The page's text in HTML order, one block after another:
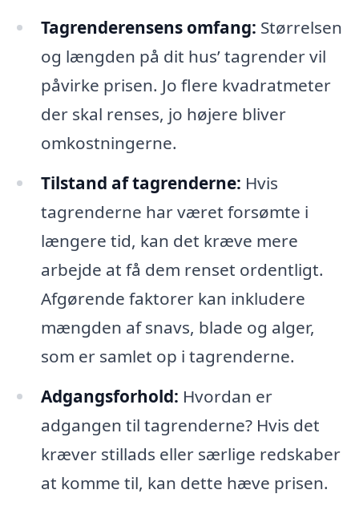
Tagrenderensens omfang: Størrelsen
og længden på dit hus’ tagrender vil
påvirke prisen. Jo flere kvadratmeter
der skal renses, jo højere bliver
omkostningerne.
Tilstand af tagrenderne: Hvis
tagrenderne har været forsømte i
længere tid, kan det kræve mere
arbejde at få dem renset ordentligt.
Afgørende faktorer kan inkludere
mængden af snavs, blade og alger,
som er samlet op i tagrenderne.
Adgangsforhold: Hvordan er
adgangen til tagrenderne? Hvis det
kræver stillads eller særlige redskaber
at komme til, kan dette hæve prisen.